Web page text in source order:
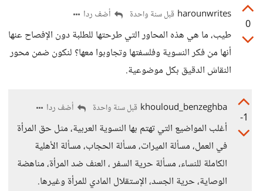
0
harounwrites قبل سنة واحدة أضف ردا
طيب، ما هي هذه المحاور التي طرحتها للطلبة دون الإفصاح عنها
أنها من فكر النسوية وفلسفتها وتجاوبوا معها؟ لنكون ضمن محور
النقاش الدقيق بكل موضوعية.
-1
khouloud_benzeghba قبل سنة واحدة أضف ردا
أغلب المواضيع التي تهتم بها النسوية العربية، مثل حق المرأة
في العمل، مسألة الميرات، مسألة الحجاب، مسألة الأهلية
الكاملة للنساء، مسألة حرية السفر ، العنف ضد المرأة، مناهضة
الوصاية، حرية الجسد، الإستقلال المادي للمرأة وغيرها.